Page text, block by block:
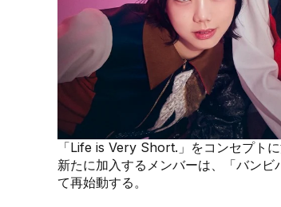
「Life is Very Short.」をコンセプト
新たに加入するメンバーは、「バン
て再始動する。